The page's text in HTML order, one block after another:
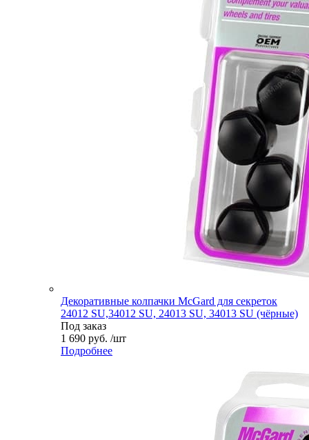
Декоративные колпачки McGard для секреток
24012 SU,34012 SU, 24013 SU, 34013 SU (чёрные)
Под заказ
1 690 руб. /шт
Подробнее